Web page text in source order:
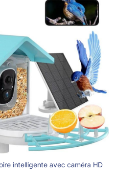
intelligente avec caméra HD